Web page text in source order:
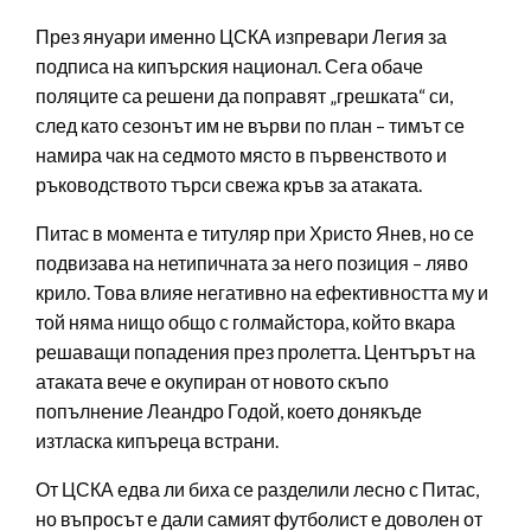
През януари именно ЦСКА изпревари Легия за
подписа на кипърския национал. Сега обаче
поляците са решени да поправят „грешката“ си,
след като сезонът им не върви по план – тимът се
намира чак на седмото място в първенството и
ръководството търси свежа кръв за атаката.
Питас в момента е титуляр при Христо Янев, но се
подвизава на нетипичната за него позиция – ляво
крило. Това влияе негативно на ефективността му и
той няма нищо общо с голмайстора, който вкара
решаващи попадения през пролетта. Центърът на
атаката вече е окупиран от новото скъпо
попълнение Леандро Годой, което донякъде
изтласка кипъреца встрани.
От ЦСКА едва ли биха се разделили лесно с Питас,
но въпросът е дали самият футболист е доволен от